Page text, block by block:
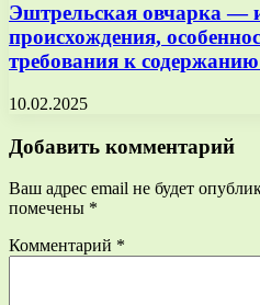
Эштрельская овчарка —
происхождения,
требования к
10.02.2025
Добавить комментарий
Ваш адрес email не будет
помечены *
Комментарий *